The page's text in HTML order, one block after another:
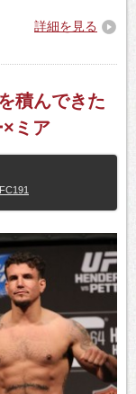
詳細を見る
積んできた
×ミア